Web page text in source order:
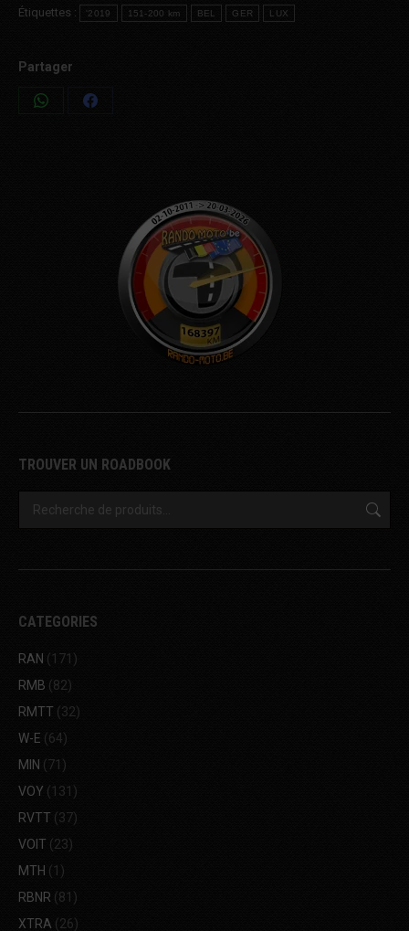
Étiquettes : '2019 151-200 km BEL GER LUX
Partager
Share
Share
TROUVER UN ROADBOOK
CATEGORIES
RAN (171)
RMB (82)
RMTT (32)
W-E (64)
MIN (71)
VOY (131)
RVTT (37)
VOIT (23)
MTH (1)
RBNR (81)
XTRA (26)